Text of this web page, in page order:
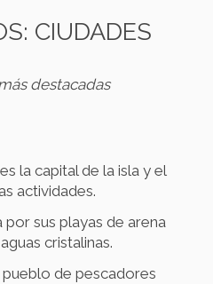
CIUDADES
destacadas
la capital de la isla y el
actividades.
por sus playas de arena
cristalinas.
pueblo de pescadores